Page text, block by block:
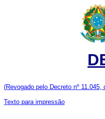
(Revogado pelo Decreto nº 11.045,
Texto para impressão